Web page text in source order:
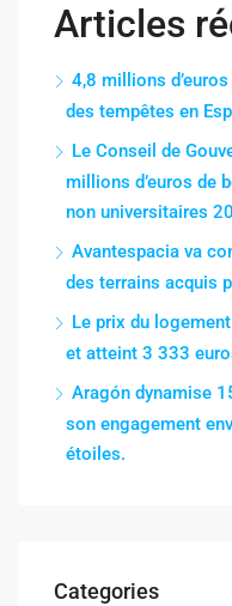
Articles
4,8 millions
des tempêtes en
Le Conseil de
millions d’euros de
non universitaires
Avantespacia va
des terrains acquis
Le prix du
et atteint 3 333
Aragón dynamise
son engagement
étoiles.
Categories